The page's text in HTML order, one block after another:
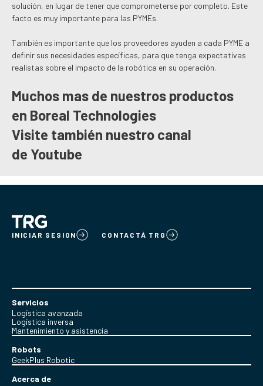
solución, en lugar de tener que comprometerse por completo. Este
facto es muy importante para las PYMEs.
También es importante que los proveedores ayuden a cada PYME a
definir sus necesidades específicas, para que tenga expectativas
realistas sobre el impacto de la robótica en su operación.
Muchos mas de nuestros productos
en Boreal Technologies
Visite también nuestro canal
de Youtube
INICIAR SESION CONTACTÁ TRG
Servicios
Logística avanzada
Logística inversa
Mantenimiento y asistencia
Robots
GeekPlus Robotic
Acerca de